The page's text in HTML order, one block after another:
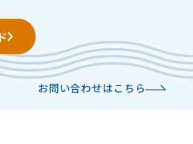
お問い合わせはこちら